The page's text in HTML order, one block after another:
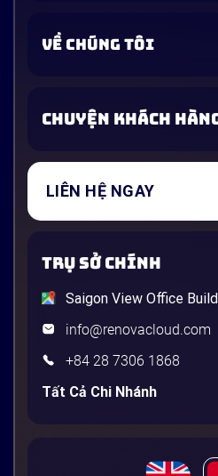
VỀ CHÚNG TÔI
CHUYỆN KHÁCH
LIÊN HỆ NGAY
TRỤ SỞ CHÍNH
Saigon View Office
info@renovacloud.com
+84 28 7306 1868
Tất Cả Chi Nhánh